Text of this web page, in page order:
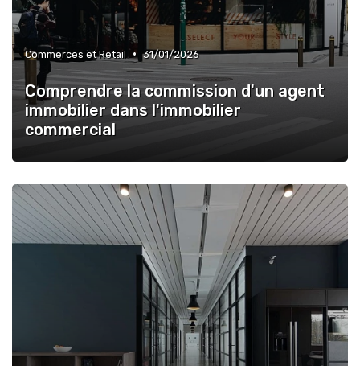
Commerces et Retail • 31/01/2026
Comprendre la commission d'un agent
immobilier dans l'immobilier
commercial